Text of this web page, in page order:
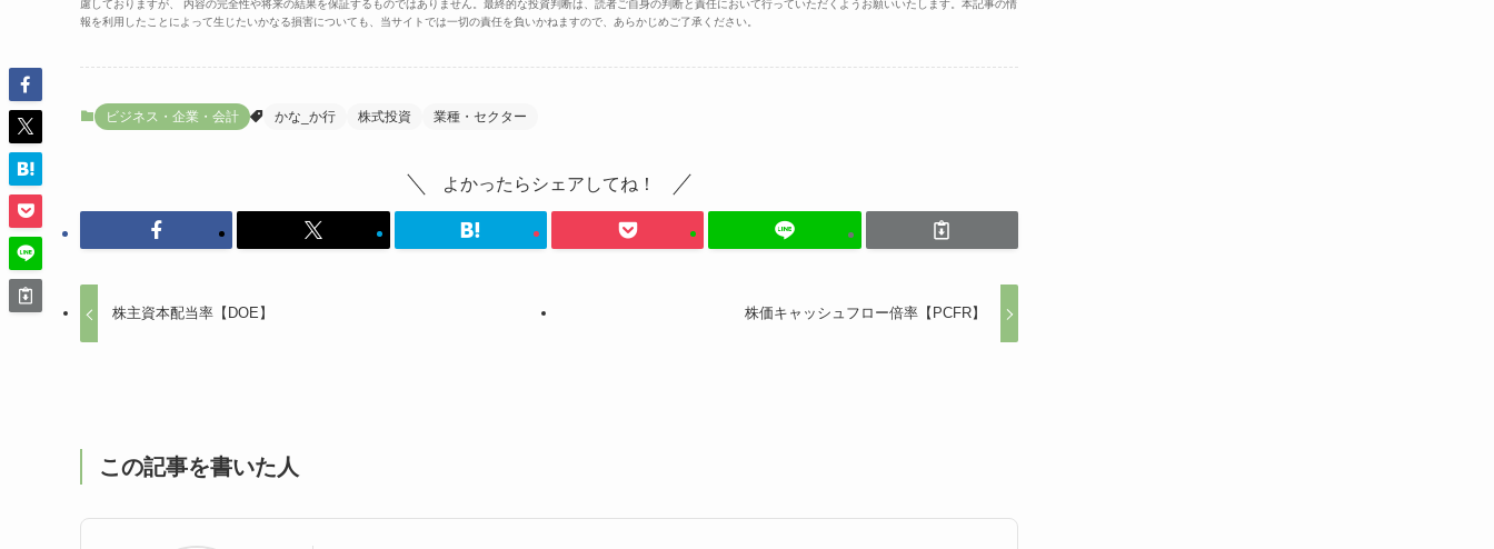
慮しておりますが、 内容の完全性や将来の結果を保証するものではありません。最終的な投資判断は、読者ご自身の判断と責任において行っていただくようお願いいたします。本記事の情
報を利用したことによって生じたいかなる損害についても、当サイトでは一切の責任を負いかねますので、あらかじめご了承ください。
ビジネス・企業・会計 かな_か行 株式投資 業種・セクター
よかったらシェアしてね！
株主資本配当率【DOE】 株価キャッシュフロー倍率【PCFR】
この記事を書いた人